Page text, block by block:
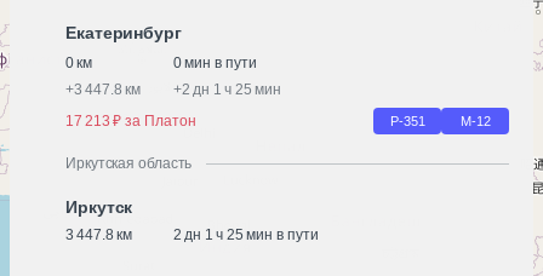
Екатеринбург
0 км
0 мин в пути
+3 447.8 км +2 дн 1 ч 25 мин
17 213 ₽ за Платон
Р-351 М-12
Иркутская область
Иркутск
3 447.8 км 2 дн 1 ч 25 мин в пути